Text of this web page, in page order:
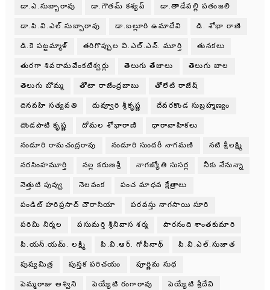
డా.ఎ.సుబ్బారావు డా.గౌతమ్ కశ్యప్ డా.తాడేపల్లి పతంజలి
డా.పి.వి.ఎల్.సుబ్బారావు డా.బల్లూరి ఉమాదేవి డి. శోభా రాణి
డి.కె పట్టమ్మాళ్ తరిగొప్పుల వి.ఎల్.ఎన్. మూర్తి తునకలు
తురగా శివరామవేంకటేశ్వర్లు తెలుగు తేజాలు తెలుగు బాల
తెలుగు బొమ్మ తోటా రాజేంద్రబాబు తోలేటి రాజేష్
దినవహి సత్యవతి దువ్వూరి శ్రీకృష్ణ దేవరకొండ సుబ్రహ్మణ్యం
దొండపాటి కృష్ణ దోమల శోభారాణి ధారావాహికలు
నండూరి రామచంద్రరావు నండూరి సుందరీ నాగమణి నటి శ్రీలక్ష్మి
నరసింహమూర్తి నల్ల కరుణశ్రీ నాగజ్యోతి సుసర్ల నీకు నేనున్నా
నెత్తుటి పువ్వు నెలవంక పంచ మాధవ క్షేత్రాలు
పండిట్ హరిప్రసాద్ చౌరాసియా పరవస్తు నాగసాయి సూరి
పరిమి నిర్మల పసుమర్తి శ్రీనివాస శర్మ పారనంది శాంతకుమారి
పి.యస్.యమ్. లక్ష్మి పి.వి.ఆర్. గోపీనాథ్ పి.వి.ఎల్.సుజాత
పుష్యమిత్ర పుస్తక పరిచయం పూర్ణిమ సుధ
పెమ్మరాజు అశ్విని పెయ్యేటి రంగారావు పెయ్యేటి శ్రీదేవి